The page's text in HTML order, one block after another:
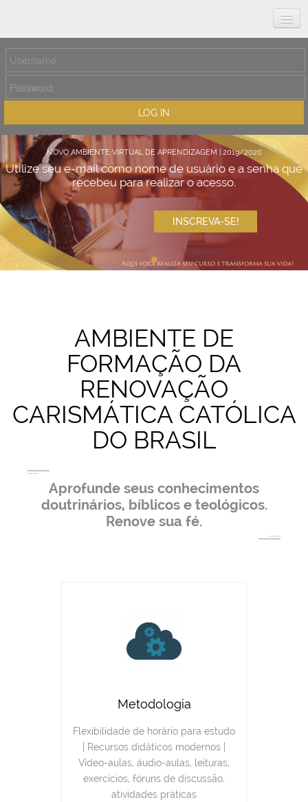
NOVO AMBIENTE VIRTUAL DE APRENDIZAGEM | 2019/2020
Utilize seu e-mail como nome de usuário e a senha que
recebeu para realizar o acesso.
INSCREVA-SE!
AMBIENTE DE
FORMAÇÃO DA
RENOVAÇÃO
CARISMÁTICA CATÓLICA
DO BRASIL
Aprofunde seus conhecimentos
doutrinários, bíblicos e teológicos.
Renove sua fé.
Metodologia
Flexibilidade de horário para estudo
| Recursos didáticos modernos |
Vídeo-aulas, áudio-aulas, leituras,
exercícios, fóruns de discussão,
atividades práticas